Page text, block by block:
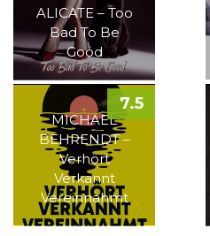
ALICATE – Too
Bad To Be
Good
MICHAEL
BEHRENDT –
Verhört
Verkannt
Vereinnahmt
7.5